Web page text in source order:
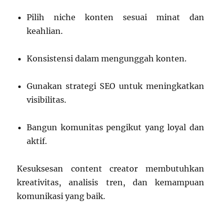
Pilih niche konten sesuai minat dan
keahlian.
Konsistensi dalam mengunggah konten.
Gunakan strategi SEO untuk meningkatkan
visibilitas.
Bangun komunitas pengikut yang loyal dan
aktif.
Kesuksesan content creator membutuhkan
kreativitas, analisis tren, dan kemampuan
komunikasi yang baik.